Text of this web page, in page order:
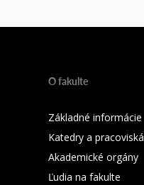
O fakulte
Základné informácie
Katedry a pracoviská
Akademické orgány
Ľudia na fakulte